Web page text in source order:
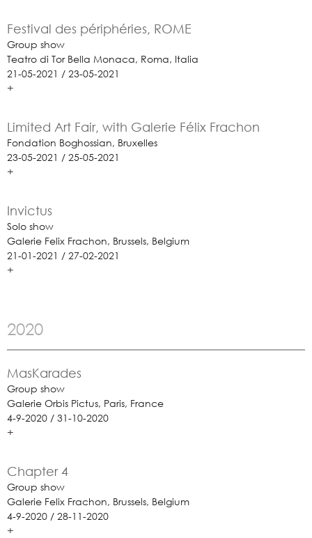
Festival des périphéries, ROME
Group show
Teatro di Tor Bella Monaca, Roma, Italia
21-05-2021 / 23-05-2021
+
Limited Art Fair, with Galerie Félix Frachon
Fondation Boghossian, Bruxelles
23-05-2021 / 25-05-2021
+
Invictus
Solo show
Galerie Felix Frachon, Brussels, Belgium
21-01-2021 / 27-02-2021
+
2020
MasKarades
Group show
Galerie Orbis Pictus, Paris, France
4-9-2020 / 31-10-2020
+
Chapter 4
Group show
Galerie Felix Frachon, Brussels, Belgium
4-9-2020 / 28-11-2020
+